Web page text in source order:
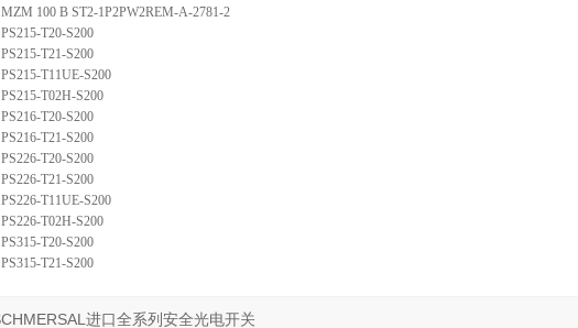
MZM 100 B ST2-1P2PW2REM-A-2781-2
PS215-T20-S200
PS215-T21-S200
PS215-T11UE-S200
PS215-T02H-S200
PS216-T20-S200
PS216-T21-S200
PS226-T20-S200
PS226-T21-S200
PS226-T11UE-S200
PS226-T02H-S200
PS315-T20-S200
PS315-T21-S200